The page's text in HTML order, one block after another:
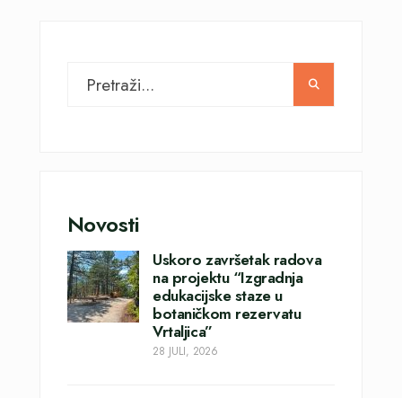
Novosti
Uskoro završetak radova
na projektu “Izgradnja
edukacijske staze u
botaničkom rezervatu
Vrtaljica”
28 JULI, 2026